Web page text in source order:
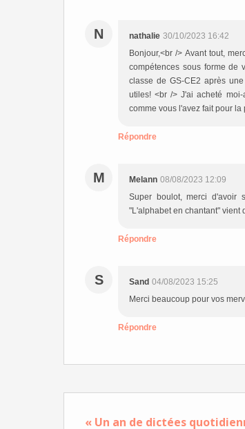
N nathalie 30/10/2023 16:42
Bonjour,<br /> Avant tout,
compétences sous forme de
classe de GS-CE2 après
utiles! <br /> J'ai acheté
comme vous l'avez fait pour
Répondre
M Melann 08/08/2023 12:09
Super boulot, merci d'avoir
"L'alphabet en chantant" vient
Répondre
S Sand 04/08/2023 15:25
Merci beaucoup pour vos
Répondre
« Un an de dictées